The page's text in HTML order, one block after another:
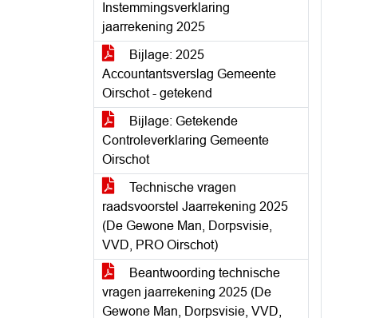
Instemmingsverklaring
jaarrekening 2025
Bijlage: 2025
Accountantsverslag Gemeente
Oirschot - getekend
Bijlage: Getekende
Controleverklaring Gemeente
Oirschot
Technische vragen
raadsvoorstel Jaarrekening 2025
(De Gewone Man, Dorpsvisie,
VVD, PRO Oirschot)
Beantwoording technische
vragen jaarrekening 2025 (De
Gewone Man, Dorpsvisie, VVD,